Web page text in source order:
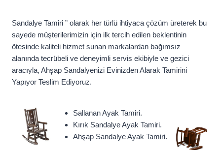
Sandalye Tamiri ” olarak her türlü ihtiyaca çözüm üreterek bu
sayede müşterilerimizin için ilk tercih edilen beklentinin
ötesinde kaliteli hizmet sunan markalardan bağımsız
alanında tecrübeli ve deneyimli servis ekibiyle ve gezici
aracıyla, Ahşap Sandalyenizi Evinizden Alarak Tamirini
Yapıyor Teslim Ediyoruz.
Sallanan Ayak Tamiri.
Kırık Sandalye Ayak Tamiri.
Ahşap Sandalye Ayak Tamiri.